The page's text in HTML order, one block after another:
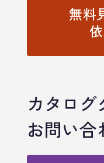
無料
カタログ
お問い合